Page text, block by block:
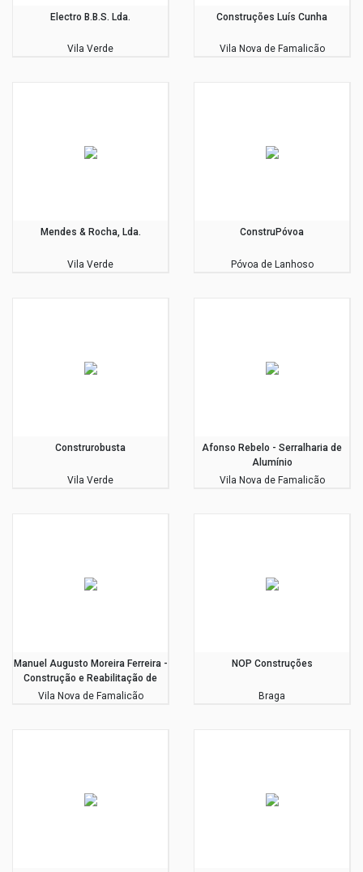
Electro B.B.S. Lda.
Vila Verde
Construções Luís Cunha
Vila Nova de Famalicão
Mendes & Rocha, Lda.
Vila Verde
ConstruPóvoa
Póvoa de Lanhoso
Construrobusta
Vila Verde
Afonso Rebelo - Serralharia de
Alumínio
Vila Nova de Famalicão
Manuel Augusto Moreira Ferreira -
Construção e Reabilitação de
Edifícios
Vila Nova de Famalicão
NOP Construções
Braga